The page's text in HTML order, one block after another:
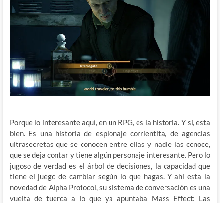
Porque lo interesante aquí, en un RPG, es la historia. Y sí, esta
bien. Es una historia de espionaje corrientita, de agencias
ultrasecretas que se conocen entre ellas y nadie las conoce,
que se deja contar y tiene algún personaje interesante. Pero lo
jugoso de verdad es el árbol de decisiones, la capacidad que
tiene el juego de cambiar según lo que hagas. Y ahí esta la
novedad de Alpha Protocol, su sistema de conversación es una
vuelta de tuerca a lo que ya apuntaba Mass Effect: Las